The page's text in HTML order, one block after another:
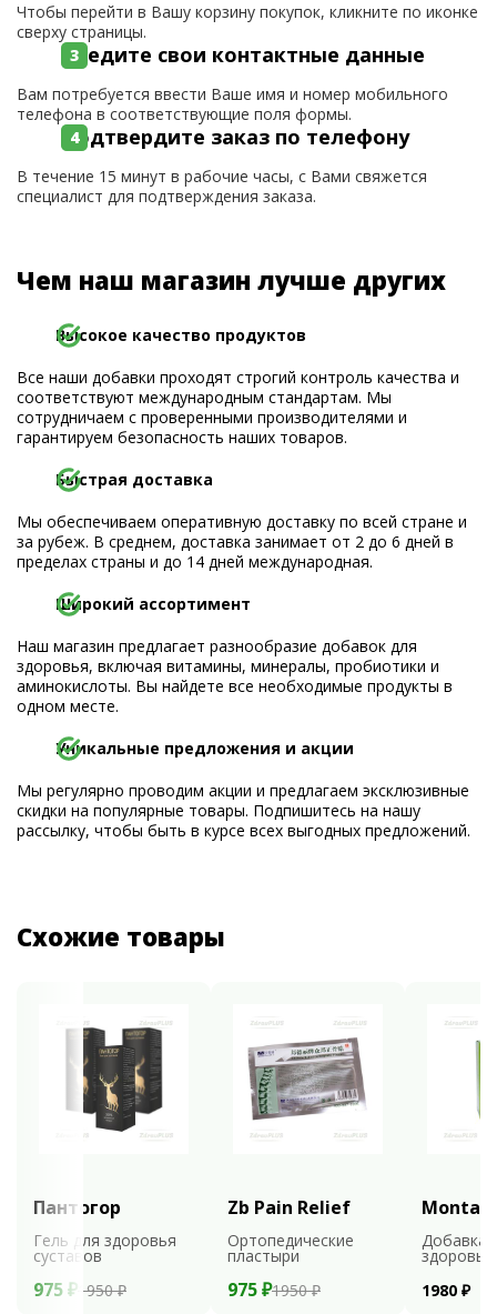
Чтобы перейти в Вашу корзину покупок, кликните по иконке
сверху страницы.
Введите свои контактные данные
Вам потребуется ввести Ваше имя и номер мобильного
телефона в соответствующие поля формы.
Подтвердите заказ по телефону
В течение 15 минут в рабочие часы, с Вами свяжется
специалист для подтверждения заказа.
Чем наш магазин лучше других
Высокое качество продуктов
Все наши добавки проходят строгий контроль качества и
соответствуют международным стандартам. Мы
сотрудничаем с проверенными производителями и
гарантируем безопасность наших товаров.
Быстрая доставка
Мы обеспечиваем оперативную доставку по всей стране и
за рубеж. В среднем, доставка занимает от 2 до 6 дней в
пределах страны и до 14 дней международная.
Широкий ассортимент
Наш магазин предлагает разнообразие добавок для
здоровья, включая витамины, минералы, пробиотики и
аминокислоты. Вы найдете все необходимые продукты в
одном месте.
Уникальные предложения и акции
Мы регулярно проводим акции и предлагаем эксклюзивные
скидки на популярные товары. Подпишитесь на нашу
рассылку, чтобы быть в курсе всех выгодных предложений.
Схожие товары
Пантогор
Гель для здоровья
суставов
975 ₽ 1950 ₽
Zb Pain Relief
Ортопедические
пластыри
975 ₽1950 ₽
Добавка
здоровья
1980 ₽